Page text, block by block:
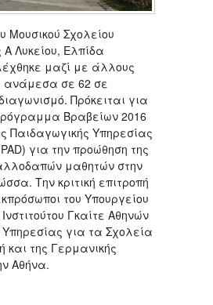
Μουσικού Σχολείου
Λυκείου, Ελπίδα
μαζί με άλλους
ανάμεσα σε 62 σε
Πρόκειται για
Βραβείων 2016
Παιδαγωγικής Υπηρεσίας
για την προώθηση της
μαθητών στην
Την κριτική επιτροπή
του Υπουργείου
Γκαίτε Αθηνών
Υπηρεσίας για τα Σχολεία
και της Γερμανικής
Αθήνα.